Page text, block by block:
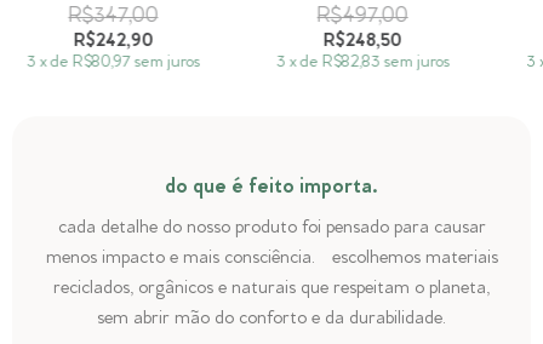
R$347,00
R$242,90
3 xde R$80,97 sem juros
R$497,00
R$248,50
3 xde R$82,83 sem juros 3
do que é feito importa.
cada detalhe do nosso produto foi pensado para causar
menos impacto e mais consciência. escolhemos materiais
reciclados, orgânicos e naturais que respeitam o planeta,
sem abrir mão do conforto e da durabilidade.